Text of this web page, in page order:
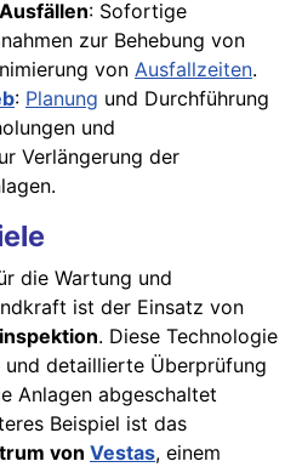
: Sofortige
zur Behebung von
von Ausfallzeiten.
: Planung und Durchführung
und
Verlängerung der
die Wartung und
ist der Einsatz von
. Diese Technologie
detaillierte Überprüfung
Anlagen abgeschaltet
Beispiel ist das
von Vestas, einem